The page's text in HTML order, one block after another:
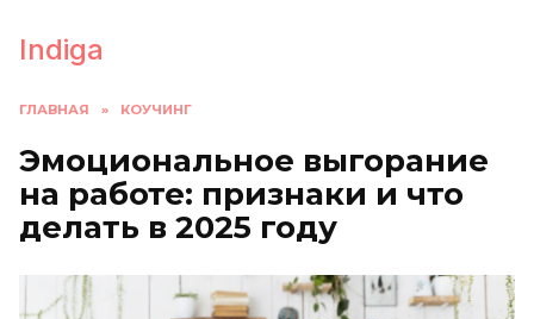
содержанию
Indiga
ГЛАВНАЯ » КОУЧИНГ
Эмоциональное выгорание
на работе: признаки и что
делать в 2025 году